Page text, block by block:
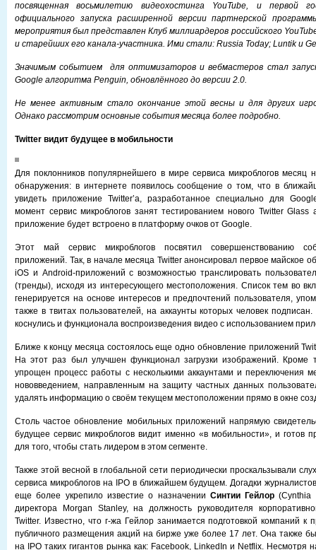
посвященная восьмилетию видеохостинга YouTube, и первой
официального запуска расширенной версии партнерской
мероприятия был представлен Клуб миллиардеров российского
и старейших его канала-участника. Ими стали: Russia Today; Luntik и
Значимым событием для оптимизаторов и вебмастеров стал
Google алгоритма Penguin, обновлённого до версии 2.0.
Не менее активным стало окончание этой весны и для других
Однако рассмотрим основные события месяца более подробно.
Twitter видит будущее в мобильности
Для поклонников популярнейшего в мире сервиса микроблогов месяц
обнаружения: в интернете появилось сообщение о том, что в
увидеть приложение Twitter’а, разработанное специально для
момент сервис микроблогов занят тестированием нового Twitter Glass
приложение будет встроено в платформу очков от Google.
Этот май сервис микроблогов посвятил совершенствованию
приложений. Так, в начале месяца Twitter анонсировал первое майское
iOS и Android-приложений с возможностью транслировать
(тренды), исходя из интересующего местоположения. Список тем во
генерируется на основе интересов и предпочтений пользователя,
также в твитах пользователей, на аккаунты которых человек
коснулись и функционала воспроизведения видео с использованием
Ближе к концу месяца состоялось еще одно обновление приложений
На этот раз был улучшен функционал загрузки изображений. Кроме
упрощен процесс работы с несколькими аккаунтами и переключения
нововведением, направленным на защиту частных данных
удалять информацию о своём текущем местоположении прямо в окне
Столь частое обновление мобильных приложений напрямую
будущее сервис микроблогов видит именно «в мобильности», и готов
для того, чтобы стать лидером в этом сегменте.
Также этой весной в глобальной сети периодически проскальзывали
сервиса микроблогов на IPO в ближайшем будущем. Догадки
еще более укрепило известие о назначении Синтии Гейлор (Cynthia
директора Morgan Stanley, на должность руководителя
Twitter. Известно, что г-жа Гейлор занимается подготовкой компаний к
публичного размещения акций на бирже уже более 17 лет. Она также
на IPO таких гигантов рынка как: Facebook, LinkedIn и Netflix. Несмотря